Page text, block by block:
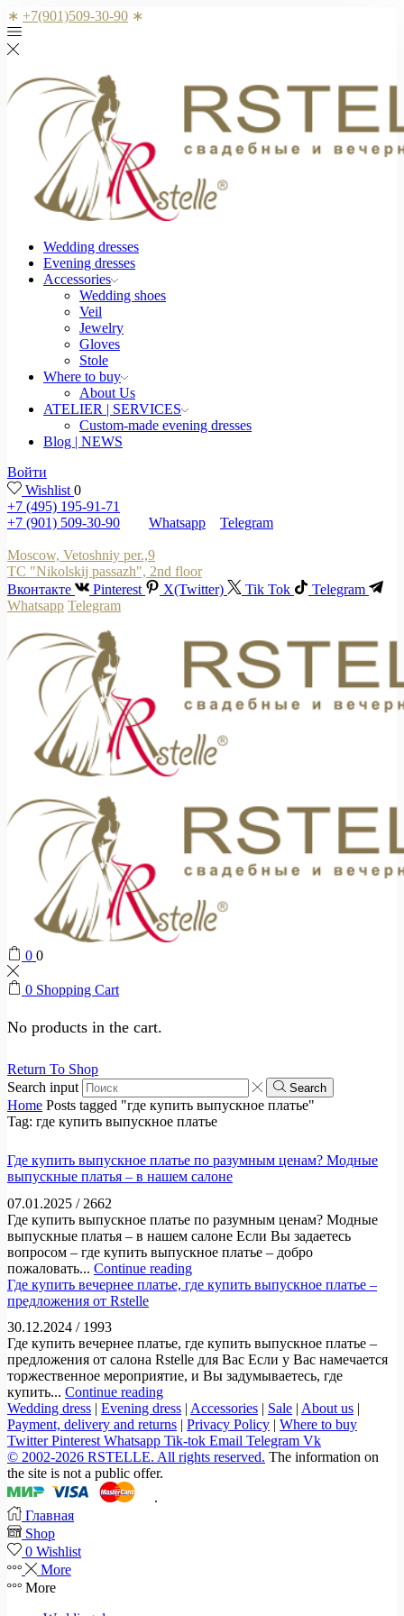
∗ +7(901)509-30-90 ∗
Wedding dresses
Evening dresses
Accessories
Wedding shoes
Veil
Jewelry
Gloves
Stole
Where to buy
About Us
ATELIER | SERVICES
Custom-made evening dresses
Blog | NEWS
Войти
Wishlist 0
+7 (495) 195-91-71
+7 (901) 509-30-90
Whatsapp Telegram
Moscow, Vetoshniy per.,9
TC "Nikolskij passazh", 2nd floor
Вконтакте
Pinterest X(Twitter) Tik Tok
Telegram
Whatsapp Telegram
0 0
0 Shopping Cart
No products in the cart.
Return To Shop
Search input
Search
Home Posts tagged "где купить выпускное платье"
Tag: где купить выпускное платье
Где купить выпускное платье по разумным ценам? Модные
выпускные платья – в нашем салоне
07.01.2025 / 2662
Где купить выпускное платье по разумным ценам? Модные
выпускные платья – в нашем салоне Если Вы задаетесь
вопросом – где купить выпускное платье – добро
пожаловать... Continue reading
Где купить вечернее платье, где купить выпускное платье –
предложения от Rstelle
30.12.2024 / 1993
Где купить вечернее платье, где купить выпускное платье –
предложения от салона Rstelle для Вас Если у Вас намечается
торжественное мероприятие, и Вы задумываетесь, где
купить... Continue reading
Wedding dress | Evening dress | Accessories | Sale | About us |
Payment, delivery and returns | Privacy Policy | Where to buy
Twitter Pinterest Whatsapp Tik-tok Email Telegram Vk
© 2002-2026 RSTELLE. All rights reserved. The information on
the site is not a public offer.
.
Главная
Shop
0 Wishlist
More
More